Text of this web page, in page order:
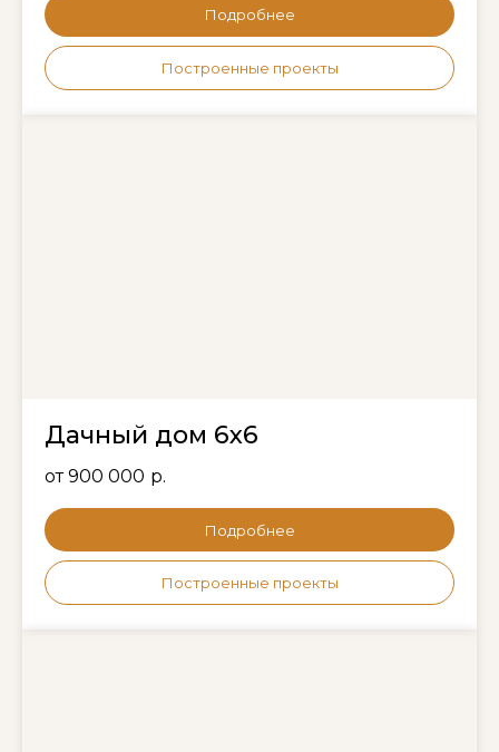
Подробнее
Построенные проекты
Дачный дом 6х6
от 900 000 р.
Подробнее
Построенные проекты